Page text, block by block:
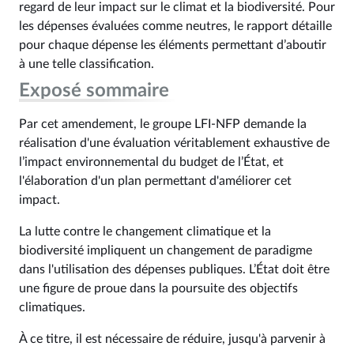
regard de leur impact sur le climat et la biodiversité. Pour
les dépenses évaluées comme neutres, le rapport détaille
pour chaque dépense les éléments permettant d’aboutir
à une telle classification.
Exposé sommaire
Par cet amendement, le groupe LFI-NFP demande la
réalisation d'une évaluation véritablement exhaustive de
l’impact environnemental du budget de l’État, et
l'élaboration d'un plan permettant d'améliorer cet
impact.
La lutte contre le changement climatique et la
biodiversité impliquent un changement de paradigme
dans l'utilisation des dépenses publiques. L’État doit être
une figure de proue dans la poursuite des objectifs
climatiques.
À ce titre, il est nécessaire de réduire, jusqu'à parvenir à